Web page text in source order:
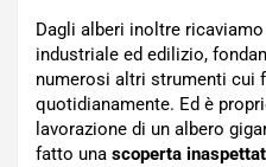
Dagli alberi inoltre ricaviamo
industriale ed edilizio,
numerosi altri strumenti cui
quotidianamente. Ed è
lavorazione di un albero
fatto una scoperta